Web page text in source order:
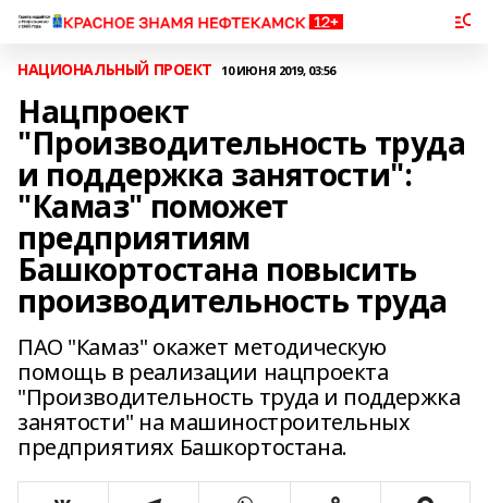
НАЦИОНАЛЬНЫЙ ПРОЕКТ 10 ИЮНЯ 2019, 03:56
Нацпроект
"Производительность труда
и поддержка занятости":
"Камаз" поможет
предприятиям
Башкортостана повысить
производительность труда
ПАО "Камаз" окажет методическую
помощь в реализации нацпроекта
"Производительность труда и поддержка
занятости" на машиностроительных
предприятиях Башкортостана.